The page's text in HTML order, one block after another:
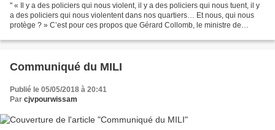
" « Il y a des policiers qui nous violent, il y a des policiers qui nous tuent, il y
a des policiers qui nous violentent dans nos quartiers… Et nous, qui nous
protège ? » C’est pour ces propos que Gérard Collomb, le ministre de
Communiqué du MILI
Publié le 05/05/2018 à 20:41
Par cjvpourwissam